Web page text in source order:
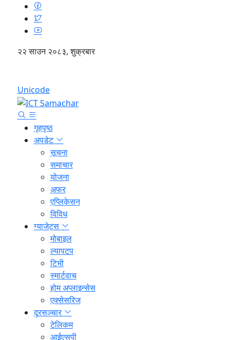
२२ साउन २०८३, शुक्रबार
Unicode
गृहपृष्ठ
अपडेट
सूचना
समाचार
योजना
अफर
एप्लिकेसन
विविध
ग्याजेट्स
मोबाइल
ल्यापटप
टिभी
स्मार्टवाच
होम अप्लाइन्सेस
एक्सेसरिज
दूरसञ्चार
टेलिकम
आईएसपी